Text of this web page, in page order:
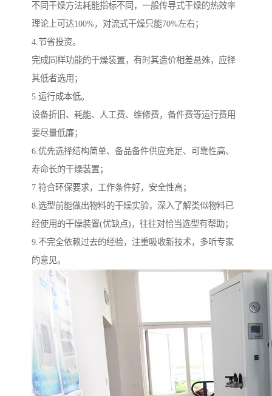
不同干燥方法耗能指标不同，一般传导式干燥的热效率
理论上可达100%，对流式干燥只能70%左右；
4.节省投资。
完成同样功能的干燥装置，有时其造价相差悬殊，应择
其低者选用；
5.运行成本低。
设备折旧、耗能、人工费、维修费，备件费等运行费用
要尽量低廉；
6.优先选择结构简单、备品备件供应充足、可靠性高、
寿命长的干燥装置；
7.符合环保要求，工作条件好，安全性高；
8.选型前能做出物料的干燥实验，深入了解类似物料已
经使用的干燥装置(优缺点)，往往对恰当选型有帮助；
9.不完全依赖过去的经验，注重吸收新技术，多听专家
的意见。